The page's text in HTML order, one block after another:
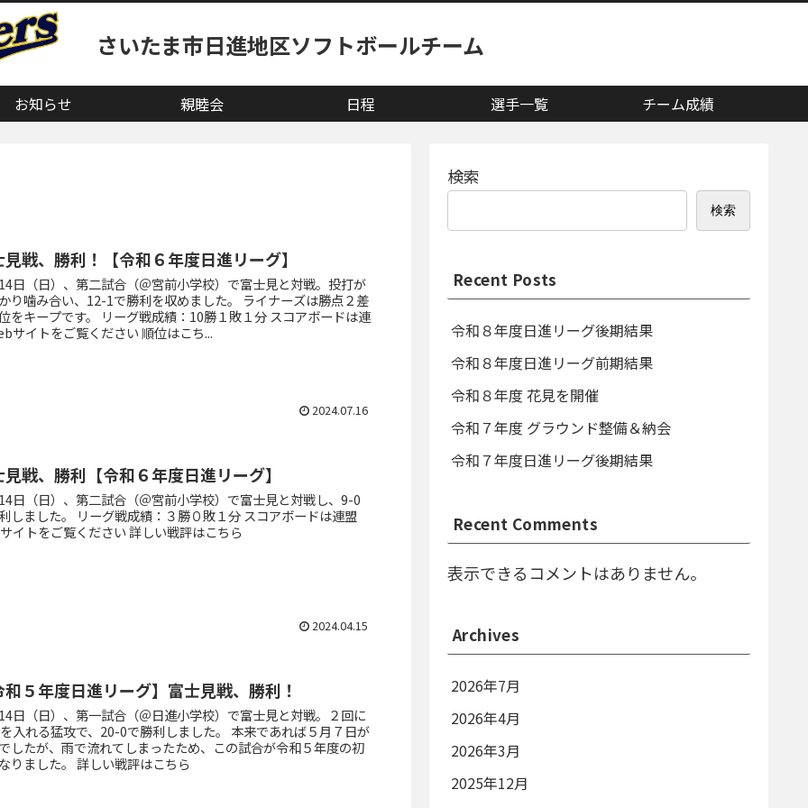
さいたま市日進地区ソフトボールチーム
お知らせ 親睦会 日程 選手一覧 チーム成績
見戦、勝利！【令和６年度日進リーグ】
日（日）、第二試合（＠宮前小学校）で富士見と対戦。投打が
り噛み合い、12-1で勝利を収めました。 ライナーズは勝点２差
をキープです。 リーグ戦成績：10勝１敗１分 スコアボードは連
サイトをご覧ください 順位はこち...
2024.07.16
見戦、勝利【令和６年度日進リーグ】
日（日）、第二試合（＠宮前小学校）で富士見と対戦し、9-0
しました。 リーグ戦成績：３勝０敗１分 スコアボードは連盟
イトをご覧ください 詳しい戦評はこちら
2024.04.15
和５年度日進リーグ】富士見戦、勝利！
日（日）、第一試合（＠日進小学校）で富士見と対戦。２回に
入れる猛攻で、20-0で勝利しました。 本来であれば５月７日が
したが、雨で流れてしまったため、この試合が令和５年度の初
りました。 詳しい戦評はこちら
検索
検索
Recent Posts
令和８年度日進リーグ後期結果
令和８年度日進リーグ前期結果
令和８年度 花見を開催
令和７年度 グラウンド整備＆納会
令和７年度日進リーグ後期結果
Recent Comments
表示できるコメントはありません。
Archives
2026年7月
2026年4月
2026年3月
2025年12月